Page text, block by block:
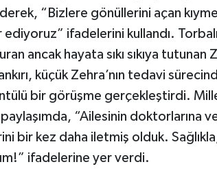
“Bizlere gönüllerini açan
ifadelerini kullandı.
ancak hayata sıkı sıkıya tutunan
küçük Zehra’nın tedavi
bir görüşme gerçekleştirdi.
“Ailesinin doktorlarına
bir kez daha iletmiş olduk.
ifadelerine yer verdi.